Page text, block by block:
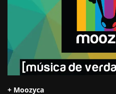
+ Moozyca